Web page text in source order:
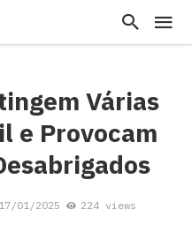
Várias
e Provocam
17/01/2025 224 views